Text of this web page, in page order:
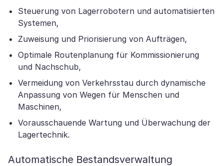
Steuerung von Lagerrobotern und automatisierten
Systemen,
Zuweisung und Priorisierung von Aufträgen,
Optimale Routenplanung für Kommissionierung
und Nachschub,
Vermeidung von Verkehrsstau durch dynamische
Anpassung von Wegen für Menschen und
Maschinen,
Vorausschauende Wartung und Überwachung der
Lagertechnik.
Automatische Bestandsverwaltung